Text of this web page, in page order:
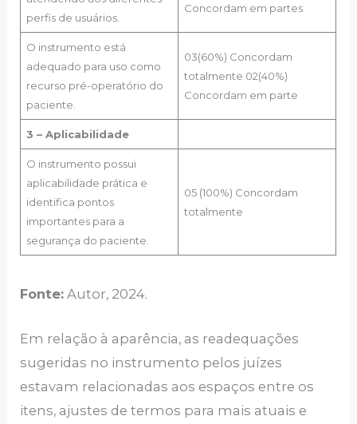
perfis de usuários.
Concordam em partes
O instrumento está
adequado para uso como
recurso pré-operatório do
paciente.
03(60%) Concordam
totalmente 02(40%)
Concordam em parte
3 – Aplicabilidade
O instrumento possui
aplicabilidade prática e
identifica pontos
importantes para a
segurança do paciente.
05 (100%) Concordam
totalmente
Fonte: Autor, 2024.
Em relação à aparência, as readequações
sugeridas no instrumento pelos juízes
estavam relacionadas aos espaços entre os
itens, ajustes de termos para mais atuais e